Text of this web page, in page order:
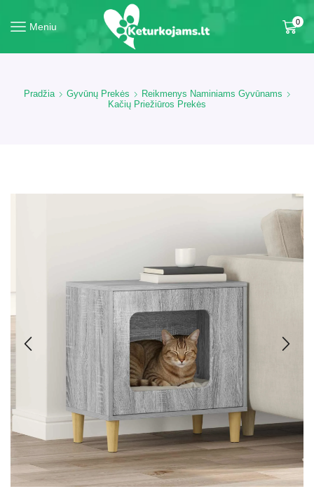
Meniu 0
Pradžia Gyvūnų Prekės
Reikmenys Naminiams Gyvūnams
Kačių Priežiūros Prekės